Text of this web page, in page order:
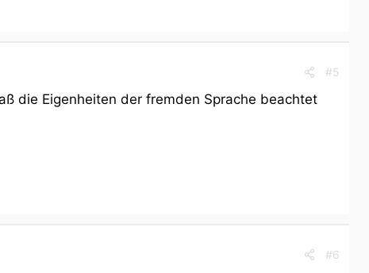
#5
die Eigenheiten der fremden Sprache beachtet
#6